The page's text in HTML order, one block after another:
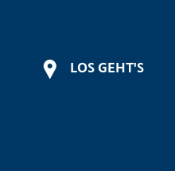
LOS GEHT'S